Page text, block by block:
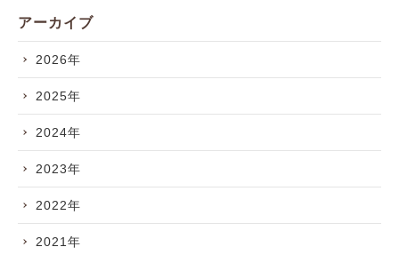
アーカイブ
2026年
2025年
2024年
2023年
2022年
2021年